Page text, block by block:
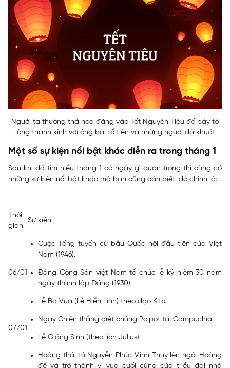
Người ta thường thả hoa đăng vào Tết Nguyên Tiêu để bày tỏ
lòng thành kính với ông bà, tổ tiên và những người đã khuất
Một số sự kiện nổi bật khác diễn ra trong tháng 1
Sau khi đã tìm hiểu tháng 1 có ngày gì quan trọng thì cũng có
những sự kiện nổi bật khác mà bạn cũng cần biết, đó chính là:
Thời
gian
Sự kiện
06/01
Cuộc Tổng tuyển cử bầu Quốc hội đầu tiên của Việt
Nam (1946).
Đảng Cộng Sản việt Nam tổ chức lễ kỷ niệm 30 năm
ngày thành lập Đảng (1930).
Lễ Ba Vua (Lễ Hiển Linh) theo đạo Kito.
07/01
Ngày Chiến thắng diệt chủng Polpot tại Campuchia.
Lễ Giáng Sinh (theo lịch Julius).
Hoàng thái tử Nguyễn Phúc Vĩnh Thụy lên ngôi Hoàng
đế và trở thành vị vua cuối cùng của triều đại nhà